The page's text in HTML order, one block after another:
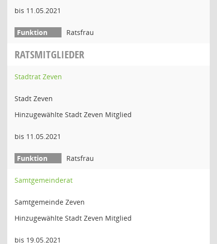
bis 11.05.2021
Ratsfrau
RATSMITGLIEDER
Stadtrat Zeven
Stadt Zeven
Hinzugewählte Stadt Zeven Mitglied
bis 11.05.2021
Ratsfrau
Samtgemeinderat
Samtgemeinde Zeven
Hinzugewählte Stadt Zeven Mitglied
bis 19.05.2021